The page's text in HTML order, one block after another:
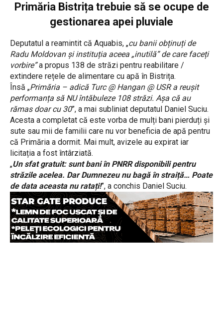
Primăria Bistrița trebuie să se ocupe de
gestionarea apei pluviale
Deputatul a reamintit că Aquabis, „cu banii obținuți de
Radu Moldovan și instituția aceea „inutilă” de care faceți
vorbire”a propus 138 de străzi pentru reabilitare /
extindere rețele de alimentare cu apă în Bistrița.
Însă „Primăria – adică Turc @ Hangan @ USR a reușit
performanța să NU întăbuleze 108 străzi. Așa că au
rămas doar cu 30”, a mai subliniat deputatul Daniel Suciu.
Acesta a completat că este vorba de mulți bani pierduți și
sute sau mii de familii care nu vor beneficia de apă pentru
că Primăria a dormit. Mai mult, avizele au expirat iar
licitația a fost întârziată.
„Un sfat gratuit: sunt bani în PNRR disponibili pentru
străzile acelea. Dar Dumnezeu nu bagă în straiță… Poate
de data aceasta nu ratați!”, a conchis Daniel Suciu.